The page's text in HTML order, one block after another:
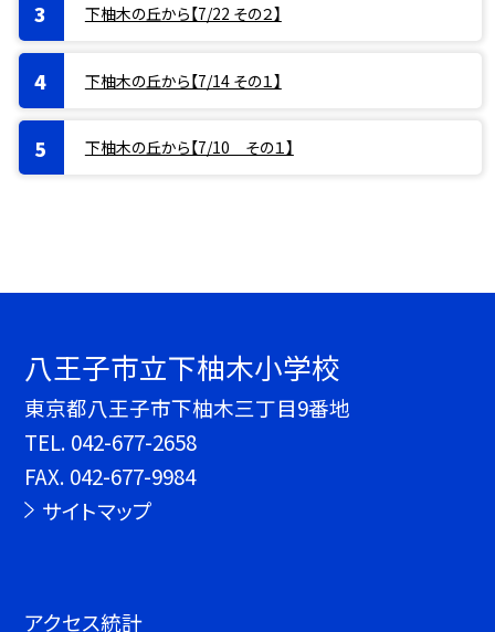
下柚木の丘から【7/22 その２】
下柚木の丘から【7/14 その１】
下柚木の丘から【7/10 その１】
八王子市立下柚木小学校
東京都八王子市下柚木三丁目9番地
TEL. 042-677-2658
FAX. 042-677-9984
サイトマップ
アクセス統計